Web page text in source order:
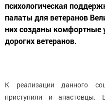
психологическая
палаты для ветеранов
них созданы комфортные
дорогих ветеранов.
К реализации данного
приступили и апастовцы.